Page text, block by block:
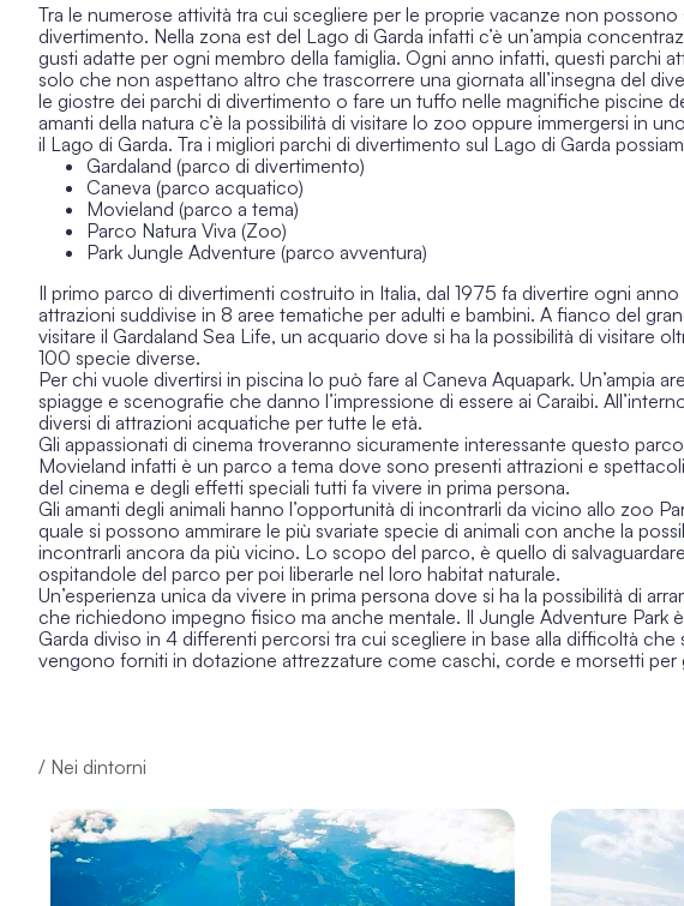
Tra le numerose attività tra cui scegliere per le proprie vacanze non
divertimento. Nella zona est del Lago di Garda infatti c’è un’ampia
gusti adatte per ogni membro della famiglia. Ogni anno infatti, questi parchi
solo che non aspettano altro che trascorrere una giornata all’insegna del
le giostre dei parchi di divertimento o fare un tuffo nelle magnifiche piscine
amanti della natura c’è la possibilità di visitare lo zoo oppure immergersi in
il Lago di Garda. Tra i migliori parchi di divertimento sul Lago di Garda
Gardaland (parco di divertimento)
Caneva (parco acquatico)
Movieland (parco a tema)
Parco Natura Viva (Zoo)
Park Jungle Adventure (parco avventura)
Il primo parco di divertimenti costruito in Italia, dal 1975 fa divertire ogni
attrazioni suddivise in 8 aree tematiche per adulti e bambini. A fianco del
visitare il Gardaland Sea Life, un acquario dove si ha la possibilità di visitare
100 specie diverse.
Per chi vuole divertirsi in piscina lo può fare al Caneva Aquapark. Un’ampia
spiagge e scenografie che danno l’impressione di essere ai Caraibi.
diversi di attrazioni acquatiche per tutte le età.
Gli appassionati di cinema troveranno sicuramente interessante questo
Movieland infatti è un parco a tema dove sono presenti attrazioni e
del cinema e degli effetti speciali tutti fa vivere in prima persona.
Gli amanti degli animali hanno l’opportunità di incontrarli da vicino allo zoo
quale si possono ammirare le più svariate specie di animali con anche la
incontrarli ancora da più vicino. Lo scopo del parco, è quello di
ospitandole del parco per poi liberarle nel loro habitat naturale.
Un’esperienza unica da vivere in prima persona dove si ha la possibilità di
che richiedono impegno fisico ma anche mentale. Il Jungle Adventure Park
Garda diviso in 4 differenti percorsi tra cui scegliere in base alla difficoltà che
vengono forniti in dotazione attrezzature come caschi, corde e morsetti per
/ Nei dintorni